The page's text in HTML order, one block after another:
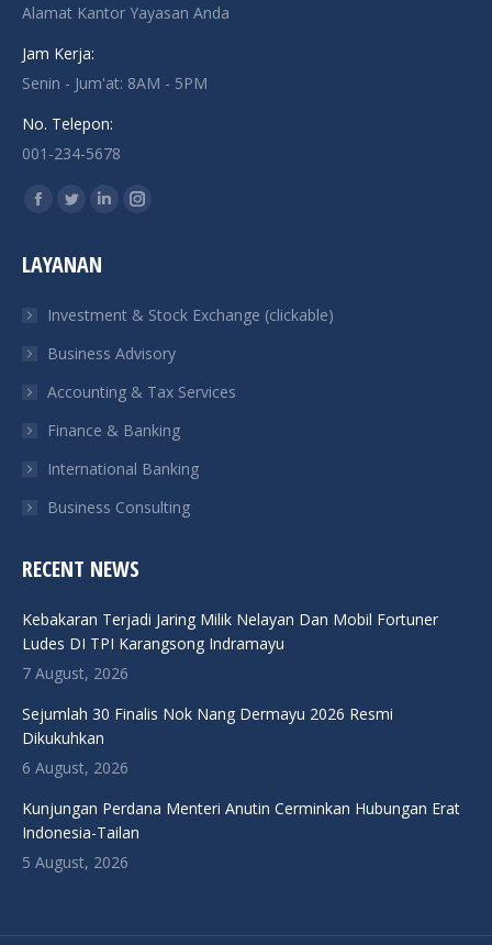
Alamat Kantor Yayasan Anda
Jam Kerja:
Senin - Jum'at: 8AM - 5PM
No. Telepon:
001-234-5678
Find us on:
Facebook
opens
new
window
Twitter
opens
new
window
Linkedin
new
window
Instagram
new
window
LAYANAN
Investment & Stock Exchange (clickable)
Business Advisory
Accounting & Tax Services
Finance & Banking
International Banking
Business Consulting
RECENT NEWS
Kebakaran Terjadi Jaring Milik Nelayan Dan Mobil Fortuner
Ludes DI TPI Karangsong Indramayu
7 August, 2026
Sejumlah 30 Finalis Nok Nang Dermayu 2026 Resmi
Dikukuhkan
6 August, 2026
Kunjungan Perdana Menteri Anutin Cerminkan Hubungan Erat
Indonesia-Tailan
5 August, 2026